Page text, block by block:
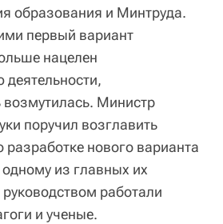
образования и Минтруда.
первый вариант
нацелен
возмутилась. Министр
поручил возглавить
разработке нового варианта
из главных их
работали
и ученые.